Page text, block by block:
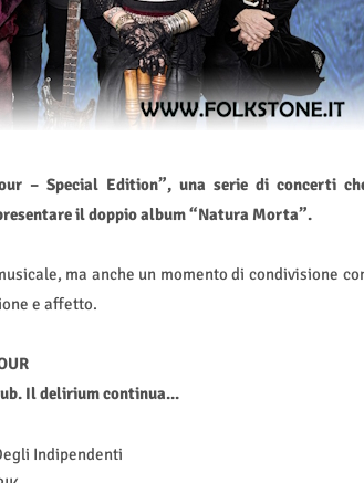
– Special Edition”, una serie di concerti
il doppio album “Natura Morta”.
ma anche un momento di condivisione
e affetto.
Il delirium continua...
Indipendenti